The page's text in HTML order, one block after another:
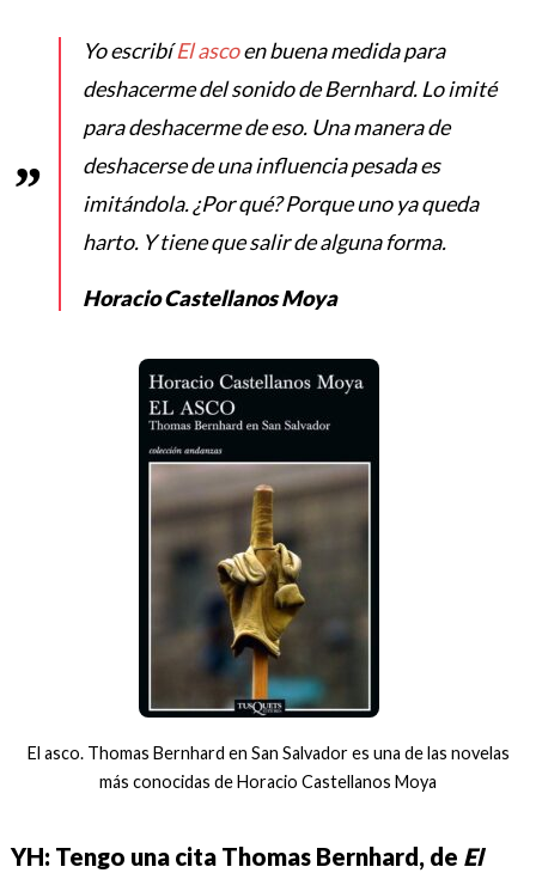
Yo escribíEl ascoen buena medida para
deshacerme del sonido de Bernhard. Lo imité
para deshacerme de eso. Una manera de
deshacerse de una influencia pesada es
imitándola. ¿Por qué? Porque uno ya queda
harto. Y tiene que salir de alguna forma.
Horacio Castellanos Moya
El asco. Thomas Bernhard en San Salvador es una de las novelas
más conocidas de Horacio Castellanos Moya
YH: Tengo una cita Thomas Bernhard, de El